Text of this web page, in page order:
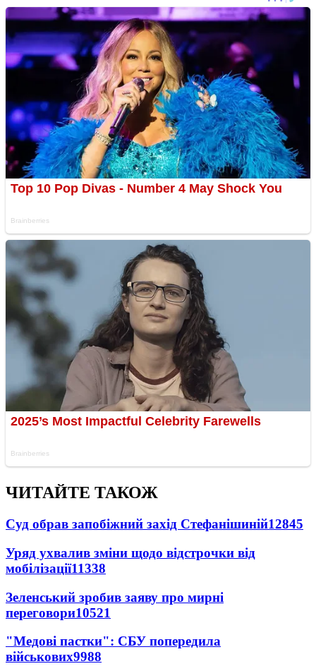
ЧИТАЙТЕ ТАКОЖ
Суд обрав запобіжний захід Стефанішиній12845
Уряд ухвалив зміни щодо відстрочки від
мобілізації11338
Зеленський зробив заяву про мирні
переговори10521
"Медові пастки": СБУ попередила
військових9988